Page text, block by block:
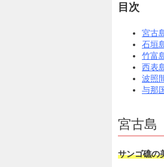
目次
宮古
石垣
竹富
西表
波照
与那
宮古島
サンゴ礁の